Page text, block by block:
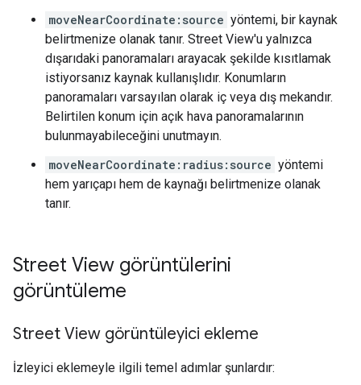
moveNearCoordinate:source yöntemi, bir kaynak
belirtmenize olanak tanır. Street View'u yalnızca
dışarıdaki panoramaları arayacak şekilde kısıtlamak
istiyorsanız kaynak kullanışlıdır. Konumların
panoramaları varsayılan olarak iç veya dış mekandır.
Belirtilen konum için açık hava panoramalarının
bulunmayabileceğini unutmayın.
moveNearCoordinate:radius:source yöntemi
hem yarıçapı hem de kaynağı belirtmenize olanak
tanır.
Street View görüntülerini
görüntüleme
Street View görüntüleyici ekleme
İzleyici eklemeyle ilgili temel adımlar şunlardır: